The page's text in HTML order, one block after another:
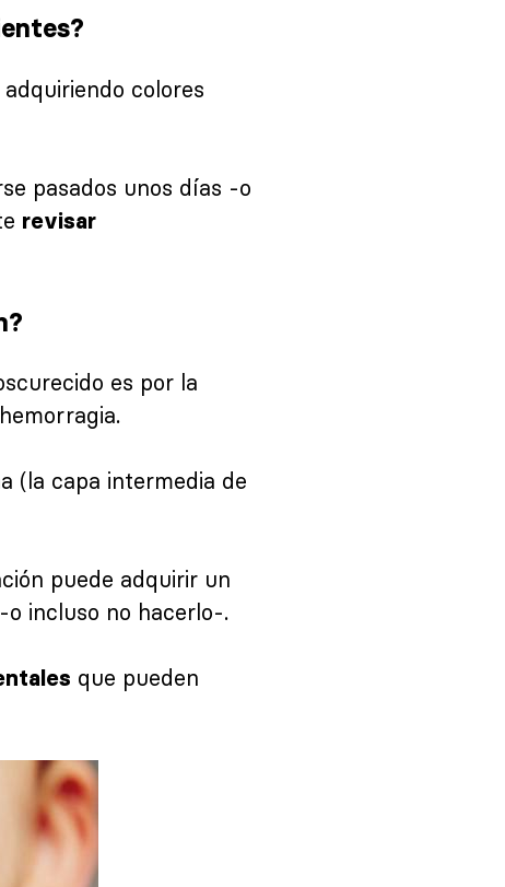
colores
pasados unos días -o
revisar
es por la
(la capa intermedia de
puede adquirir un
incluso no hacerlo-.
que pueden